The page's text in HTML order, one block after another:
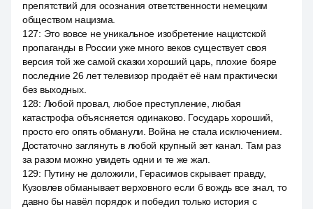
препятствий для осознания ответственности немецким
обществом нацизма.
127: Это вовсе не уникальное изобретение нацистской
пропаганды в России уже много веков существует своя
версия той же самой сказки хороший царь, плохие бояре
последние 26 лет телевизор продаёт её нам практически
без выходных.
128: Любой провал, любое преступление, любая
катастрофа объясняется одинаково. Государь хороший,
просто его опять обманули. Война не стала исключением.
Достаточно заглянуть в любой крупный зет канал. Там раз
за разом можно увидеть одни и те же жал.
129: Путину не доложили, Герасимов скрывает правду,
Кузовлев обманывает верховного если б вождь все знал, то
давно бы навёл порядок и победил только история с